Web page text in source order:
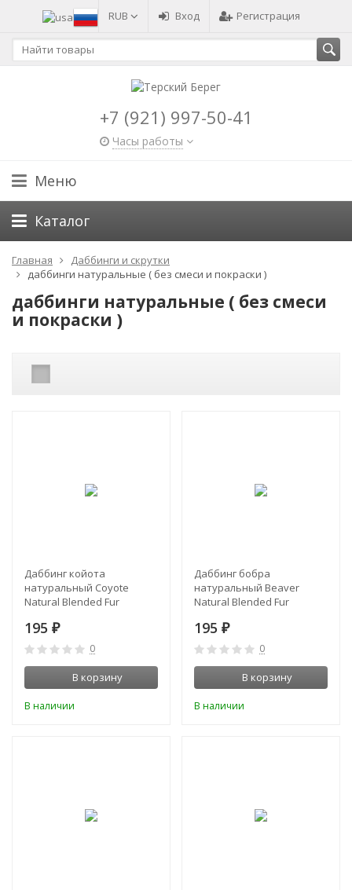
RUB Вход Регистрация
+7 (921) 997-50-41
Часы работы
Меню
Каталог
Главная
Даббинги и скрутки
даббинги натуральные ( без смеси и покраски )
даббинги натуральные ( без смеси
и покраски )
Даббинг койота
натуральный Coyote
Natural Blended Fur
195 ₽
0
В корзину
В наличии
Даббинг бобра
натуральный Beaver
Natural Blended Fur
195 ₽
0
В корзину
В наличии